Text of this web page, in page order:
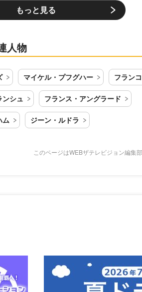
もっと見る
人物
マイケル・プフグハー フラン
ンシュ フランス・アングラード
ム ジーン・ルドラ
このページはWEBザテレビジョン編集